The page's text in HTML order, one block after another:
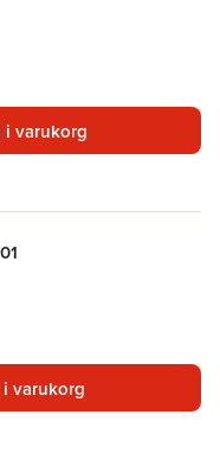
i varukorg
varukorg